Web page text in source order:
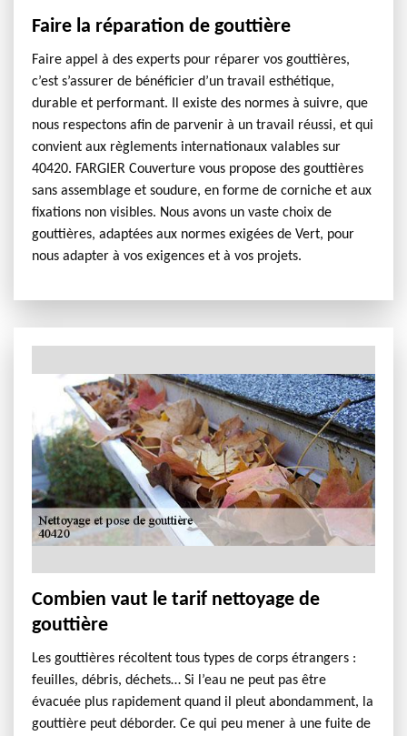
Faire la réparation de gouttière
Faire appel à des experts pour réparer vos gouttières,
c’est s’assurer de bénéficier d’un travail esthétique,
durable et performant. Il existe des normes à suivre, que
nous respectons afin de parvenir à un travail réussi, et qui
convient aux règlements internationaux valables sur
40420. FARGIER Couverture vous propose des gouttières
sans assemblage et soudure, en forme de corniche et aux
fixations non visibles. Nous avons un vaste choix de
gouttières, adaptées aux normes exigées de Vert, pour
nous adapter à vos exigences et à vos projets.
Combien vaut le tarif nettoyage de
gouttière
Les gouttières récoltent tous types de corps étrangers :
feuilles, débris, déchets… Si l’eau ne peut pas être
évacuée plus rapidement quand il pleut abondamment, la
gouttière peut déborder. Ce qui peu mener à une fuite de